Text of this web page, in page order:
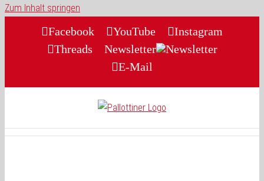
Zum Inhalt springen
Facebook YouTube
Instagram
Threads
Newsletter
E-Mail